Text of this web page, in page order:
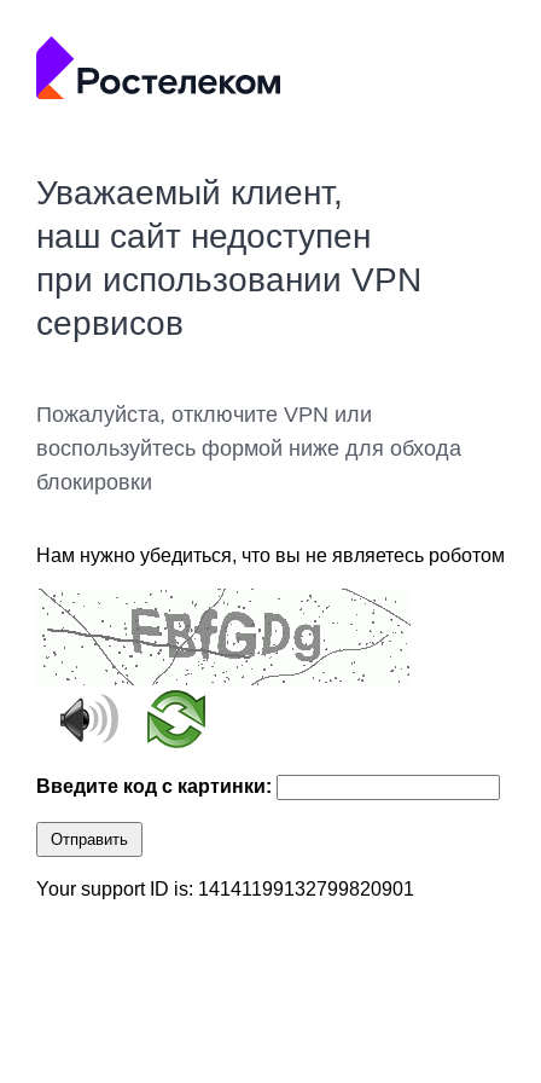
Уважаемый клиент,
наш сайт недоступен
при использовании VPN
сервисов
Пожалуйста, отключите VPN или
воспользуйтесь формой ниже для обхода
блокировки
Нам нужно убедиться, что вы не являетесь роботом
Введите код с картинки:
Отправить
Your support ID is: 14141199132799820901